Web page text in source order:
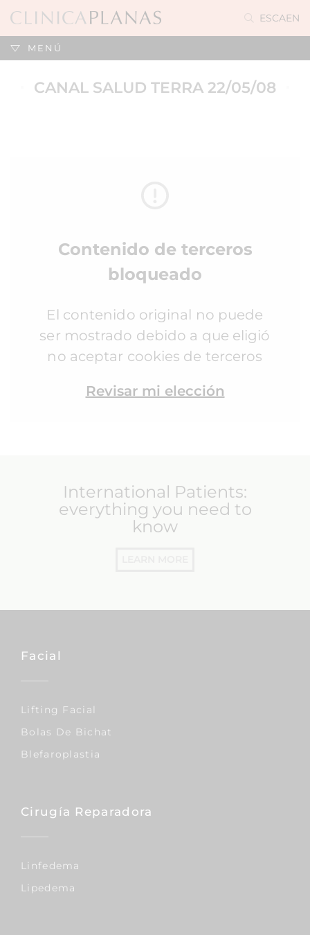
ESCAEN
MENÚ
CANAL SALUD TERRA 22/05/08
Contenido de terceros
bloqueado
El contenido original no puede
ser mostrado debido a que eligió
no aceptar cookies de terceros
Revisar mi elección
International Patients:
everything you need to
know
Facial
Lifting Facial
Bolas De Bichat
Blefaroplastia
Cirugía Reparadora
Linfedema
Lipedema